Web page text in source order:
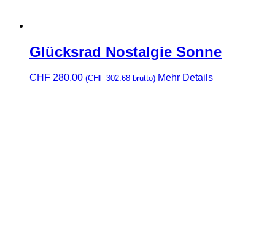
Glücksrad Nostalgie Sonne
CHF 280.00 (CHF 302.68 brutto) Mehr Details